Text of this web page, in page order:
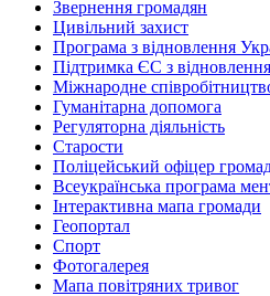
Звернення громадян
Цивільний захист
Програма з відновлення
Підтримка ЄС з
Міжнародне
Гуманітарна допомога
Регуляторна діяльність
Старости
Поліцейський офіцер
Всеукраїнська програма
Інтерактивна мапа громади
Геопортал
Спорт
Фотогалерея
Мапа повітряних тривог